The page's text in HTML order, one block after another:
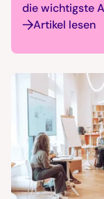
die wichtigste
Artikel lesen